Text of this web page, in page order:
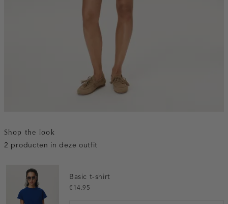
Shop the look
2 producten in deze outfit
Basic t-shirt
€14.95